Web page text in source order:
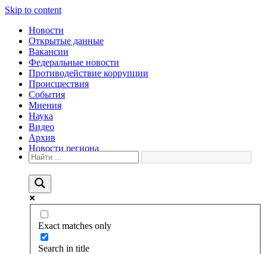
Skip to content
Новости
Открытые данные
Вакансии
Федеральные новости
Противодействие коррупции
Происшествия
События
Мнения
Наука
Видео
Архив
Новости региона
Exact matches only
Search in title